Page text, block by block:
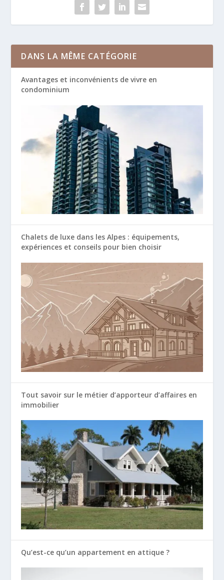
DANS LA MÊME CATÉGORIE
Avantages et inconvénients de vivre en
condominium
Chalets de luxe dans les Alpes : équipements,
expériences et conseils pour bien choisir
Tout savoir sur le métier d’apporteur d’affaires en
immobilier
Qu’est-ce qu’un appartement en attique ?